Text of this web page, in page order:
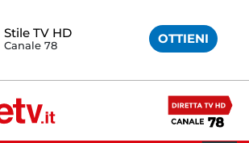
Stile TV HD
Canale 78 OTTIENI